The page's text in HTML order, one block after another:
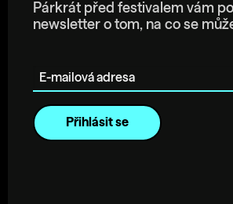
Párkrát před festivalem vám
newsletter o tom, na co se